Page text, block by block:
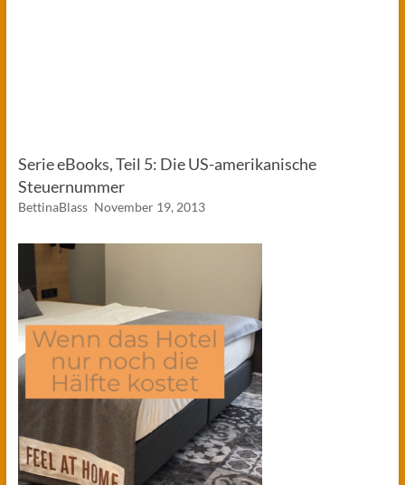
Serie eBooks, Teil 5: Die US-amerikanische
Steuernummer
BettinaBlass November 19, 2013